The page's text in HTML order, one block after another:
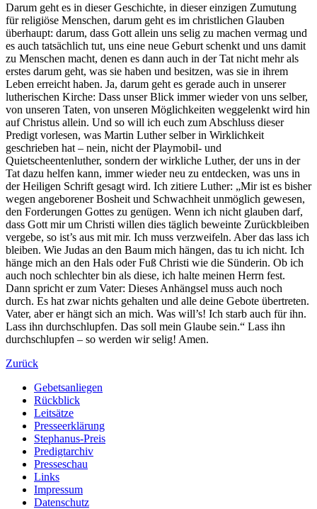
Darum geht es in dieser Geschichte, in dieser einzigen Zumutung
für religiöse Menschen, darum geht es im christlichen Glauben
überhaupt: darum, dass Gott allein uns selig zu machen vermag und
es auch tatsächlich tut, uns eine neue Geburt schenkt und uns damit
zu Menschen macht, denen es dann auch in der Tat nicht mehr als
erstes darum geht, was sie haben und besitzen, was sie in ihrem
Leben erreicht haben. Ja, darum geht es gerade auch in unserer
lutherischen Kirche: Dass unser Blick immer wieder von uns selber,
von unseren Taten, von unseren Möglichkeiten weggelenkt wird hin
auf Christus allein. Und so will ich euch zum Abschluss dieser
Predigt vorlesen, was Martin Luther selber in Wirklichkeit
geschrieben hat – nein, nicht der Playmobil- und
Quietscheentenluther, sondern der wirkliche Luther, der uns in der
Tat dazu helfen kann, immer wieder neu zu entdecken, was uns in
der Heiligen Schrift gesagt wird. Ich zitiere Luther: „Mir ist es bisher
wegen angeborener Bosheit und Schwachheit unmöglich gewesen,
den Forderungen Gottes zu genügen. Wenn ich nicht glauben darf,
dass Gott mir um Christi willen dies täglich beweinte Zurückbleiben
vergebe, so ist’s aus mit mir. Ich muss verzweifeln. Aber das lass ich
bleiben. Wie Judas an den Baum mich hängen, das tu ich nicht. Ich
hänge mich an den Hals oder Fuß Christi wie die Sünderin. Ob ich
auch noch schlechter bin als diese, ich halte meinen Herrn fest.
Dann spricht er zum Vater: Dieses Anhängsel muss auch noch
durch. Es hat zwar nichts gehalten und alle deine Gebote übertreten.
Vater, aber er hängt sich an mich. Was will’s! Ich starb auch für ihn.
Lass ihn durchschlupfen. Das soll mein Glaube sein.“ Lass ihn
durchschlupfen – so werden wir selig! Amen.
Zurück
Gebetsanliegen
Rückblick
Leitsätze
Presseerklärung
Stephanus-Preis
Predigtarchiv
Presseschau
Links
Impressum
Datenschutz